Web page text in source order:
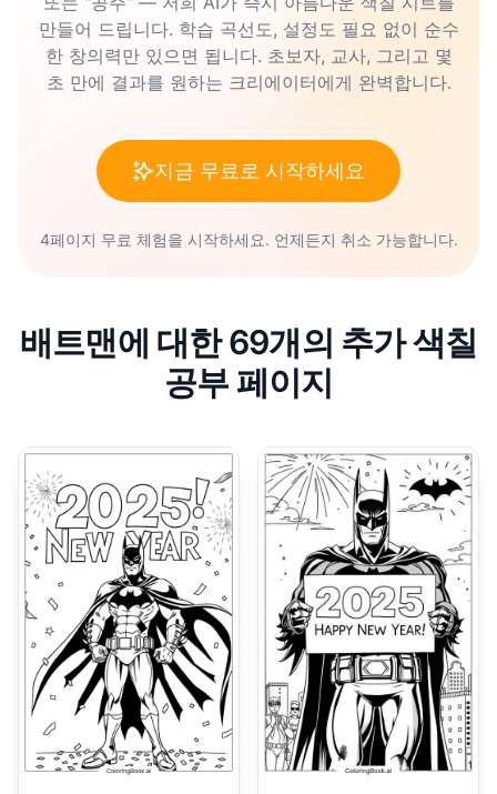
만들어 드립니다. 학습 곡선도, 설정도 필요 없이 순수
한 창의력만 있으면 됩니다. 초보자, 교사, 그리고 몇
초 만에 결과를 원하는 크리에이터에게 완벽합니다.
지금 무료로 시작하세요
4페이지 무료 체험을 시작하세요. 언제든지 취소 가능합니다.
배트맨에 대한 69개의 추가 색칠
공부 페이지